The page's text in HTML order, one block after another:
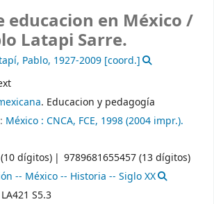
educacion en México /
Latapi Sarre.
Pablo, 1927-2009 [coord.]
. Educacion y pedagogía
México : CNCA, FCE, 1998 (2004 impr.).
dígitos)
9789681655457 (13 dígitos)
-- México -- Historia -- Siglo XX
LA421 S5.3